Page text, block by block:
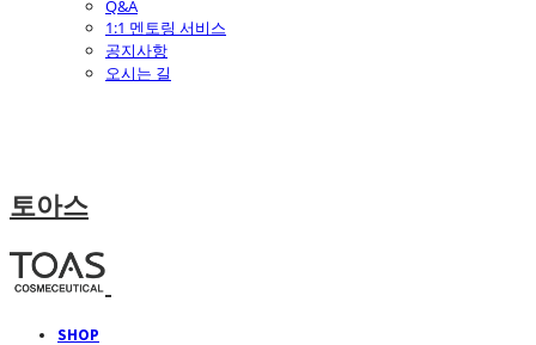
Q&A
1:1 멘토링 서비스
공지사항
오시는 길
토아스
SHOP